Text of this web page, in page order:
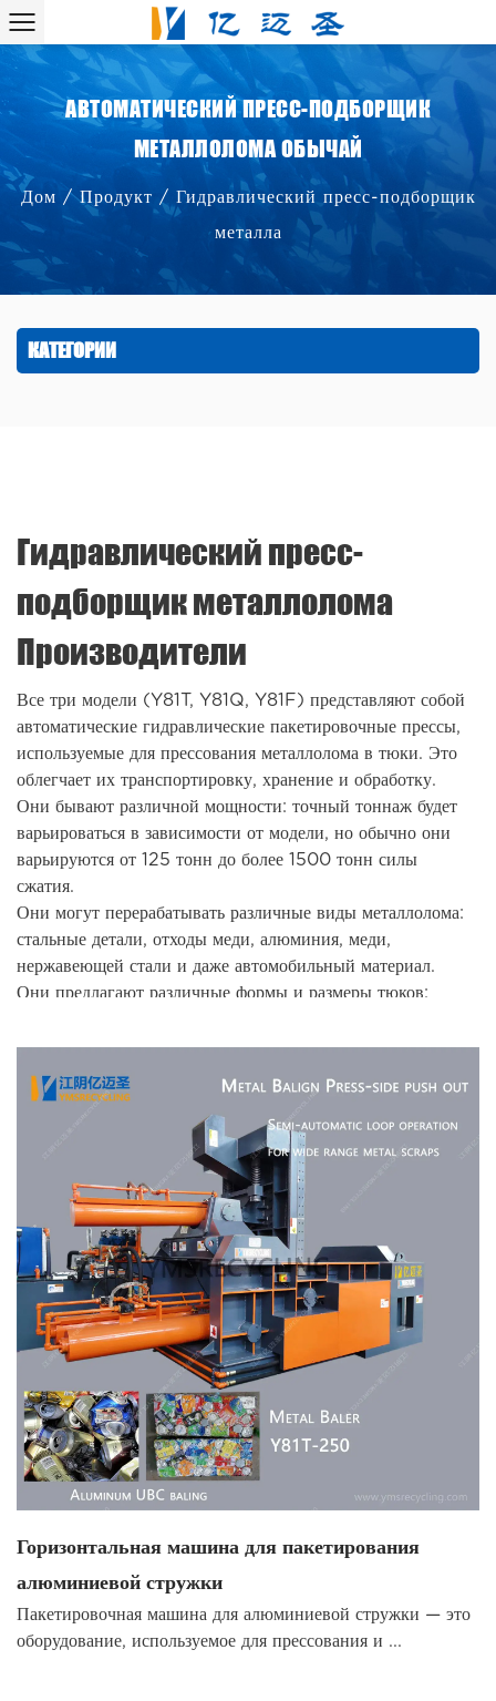
АВТОМАТИЧЕСКИЙ ПРЕСС-ПОДБОРЩИК
МЕТАЛЛОЛОМА ОБЫЧАЙ
Дом /Продукт / Гидравлический пресс-подборщик
металла
КАТЕГОРИИ
Гидравлический пресс-
подборщик металлолома
Производители
Все три модели (Y81T, Y81Q, Y81F) представляют собой
автоматические гидравлические пакетировочные прессы,
используемые для прессования металлолома в тюки. Это
облегчает их транспортировку, хранение и обработку.
Они бывают различной мощности: точный тоннаж будет
варьироваться в зависимости от модели, но обычно они
варьируются от 125 тонн до более 1500 тонн силы
сжатия.
Они могут перерабатывать различные виды металлолома:
стальные детали, отходы меди, алюминия, меди,
нержавеющей стали и даже автомобильный материал.
Они предлагают различные формы и размеры тюков:
распространенные варианты включают квадраты,
цилиндры и восьмиугольники.
Горизонтальная машина для пакетирования
алюминиевой стружки
Пакетировочная машина для алюминиевой стружки — это
оборудование, используемое для прессования и ...